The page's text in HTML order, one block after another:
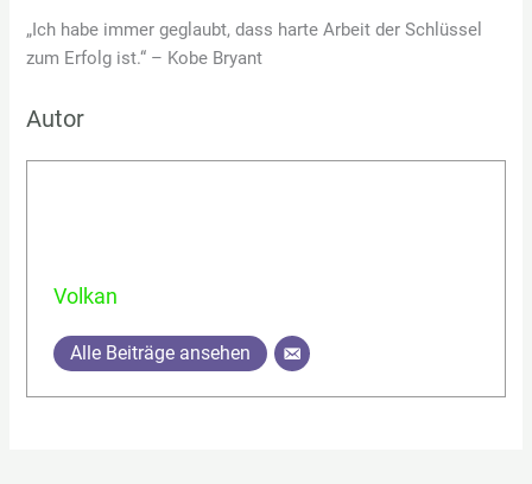
„Ich habe immer geglaubt, dass harte Arbeit der Schlüssel
zum Erfolg ist.“ – Kobe Bryant
Autor
Volkan
Alle Beiträge ansehen